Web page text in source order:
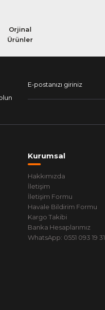
Orjinal
Ürünler
Kurumsal
Hakkımızda
İletişim
İletişim Formu
Havale Bildirim Formu
Kargo Takibi
Banka Hesaplarımız
WhatsApp: 0551 093 19 31